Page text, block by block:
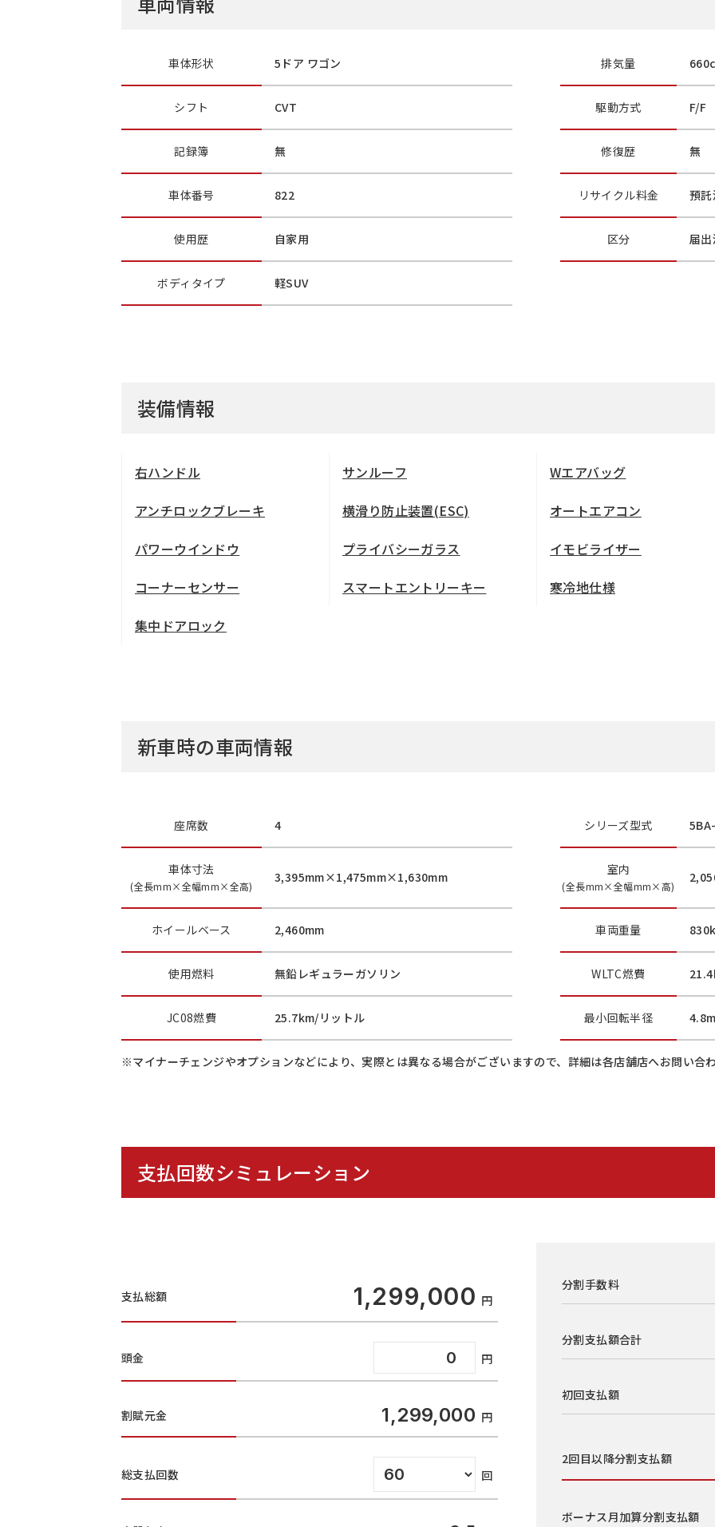
車体形状 5ドア ワゴン 排気量
シフト CVT 駆動方式 F/F
記録簿 無 修復歴 無
車体番号 822 リサイクル料金 預
使用歴 自家用 区分 届出
ボディ タイプ 軽SUV
装備情報
右ハンドル サンルーフ Wエアバッグ
アンチロックブレーキ
横滑り防止装置(ESC) オートエアコン
パワーウインドウ
プライバシーガラス イモビライザー
コーナーセンサー
スマートエントリーキー 寒冷地仕様
集中ドアロック
新車時の車両情報
座席数 4 シリーズ型式
車体寸法
(全長mm×全幅mm×全高)
3,395mm×1,475mm×1,630mm 室内
(全長mm×全幅mm×高)
ホイールベース 2,460mm 車両重量
使用燃料 無鉛レギュラーガソリン WLTC燃費
JC08燃費 25.7km/リットル 最小回転半径 4.8m
※マイナーチェンジやオプションなどにより、実際とは異なる場合がございますので、詳細は各店舗店へお問い合わ
支払回数シミュレーション
支払総額 1,299,000
頭金
割賦元金 1,299,000
総支払回数
分割手数料
分割支払額合計
初回支払額
2回目以降分割支払額
ボーナス月加算分割支払額